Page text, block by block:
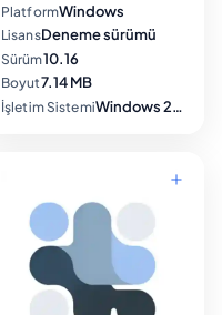
PlatformWindows
LisansDeneme sürümü
Sürüm10.16
Boyut7.14 MB
İşletim Sistemi Windows 2000